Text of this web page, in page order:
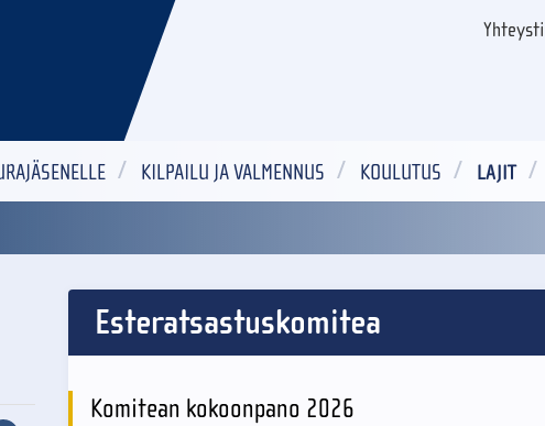
KILPAILU JA VALMENNUS KOULUTUS LAJIT
Esteratsastuskomitea
Komitean kokoonpano 2026